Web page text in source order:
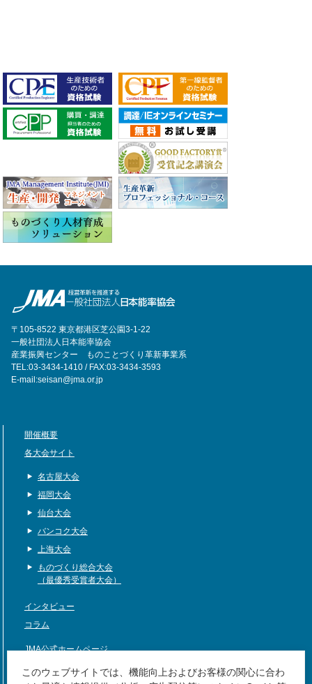
このウェブサイトでは、機能向上およびお客様の関心に合わ
〒105-8522 東京都港区芝公園3-1-22
一般社団法人日本能率協会
産業振興センター ものことづくり革新事業系
TEL:03-3434-1410 / FAX:03-3434-3593
E-mail:seisan@jma.or.jp
開催概要
各大会サイト
名古屋大会
福岡大会
仙台大会
バンコク大会
上海大会
ものづくり総合大会
（最優秀受賞者大会）
インタビュー
コラム
JMA公式ホームページ
サイトマップ